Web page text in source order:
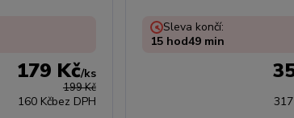
199 Kč
179 Kč/ks
160 Kčbez DPH
Sleva končí:
15hod49min